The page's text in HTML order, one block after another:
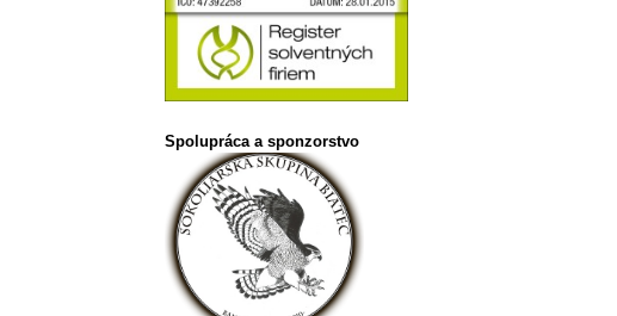
Spolupráca a sponzorstvo